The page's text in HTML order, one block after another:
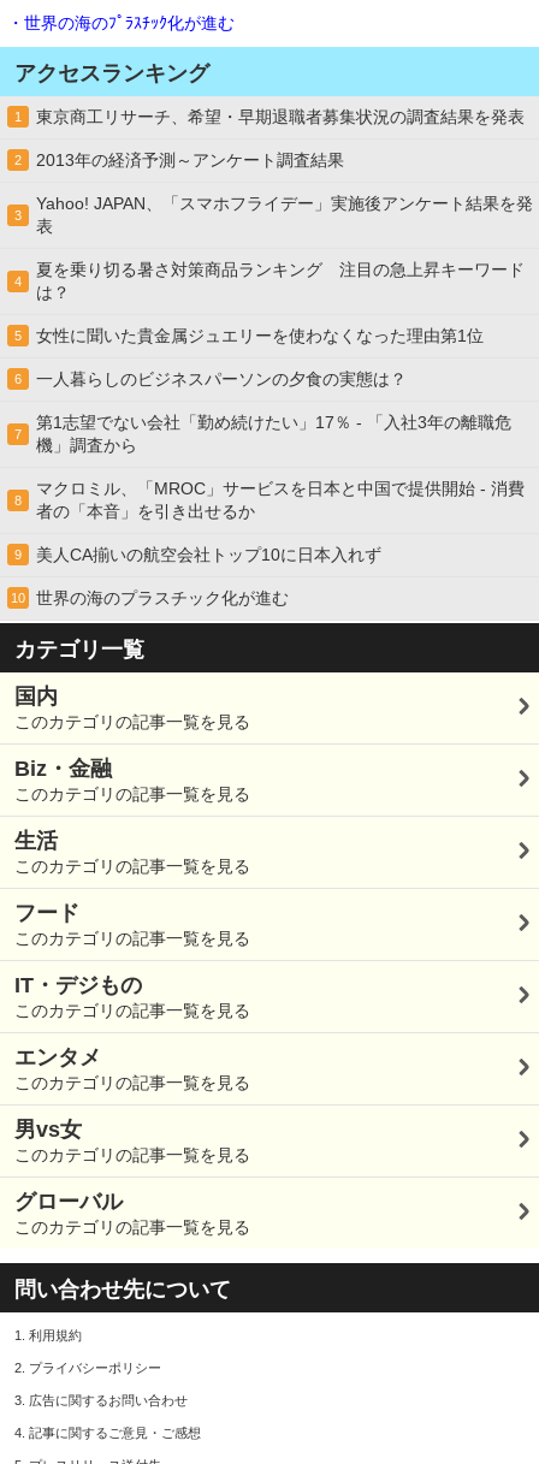
・世界の海のﾌﾟﾗｽﾁｯｸ化が進む
アクセスランキング
1 東京商工リサーチ、希望・早期退職者募集状況の調査結果を発表
2 2013年の経済予測～アンケート調査結果
3
Yahoo! JAPAN、「スマホフライデー」実施後アンケート結果を発
表
4
夏を乗り切る暑さ対策商品ランキング 注目の急上昇キーワード
は？
5 女性に聞いた貴金属ジュエリーを使わなくなった理由第1位
6 一人暮らしのビジネスパーソンの夕食の実態は？
7
第1志望でない会社「勤め続けたい」17％ - 「入社3年の離職危
機」調査から
8
マクロミル、「MROC」サービスを日本と中国で提供開始 - 消費
者の「本音」を引き出せるか
9 美人CA揃いの航空会社トップ10に日本入れず
10 世界の海のプラスチック化が進む
カテゴリ一覧
国内
このカテゴリの記事一覧を見る
Biz・金融
このカテゴリの記事一覧を見る
生活
このカテゴリの記事一覧を見る
フード
このカテゴリの記事一覧を見る
IT・デジもの
このカテゴリの記事一覧を見る
エンタメ
このカテゴリの記事一覧を見る
男vs女
このカテゴリの記事一覧を見る
グローバル
このカテゴリの記事一覧を見る
問い合わせ先について
1. 利用規約
2. プライバシーポリシー
3. 広告に関するお問い合わせ
4. 記事に関するご意見・ご感想